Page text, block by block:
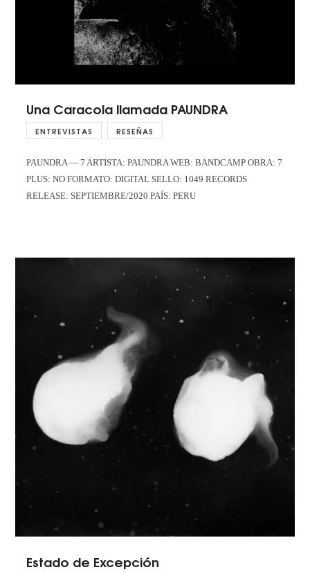
Una Caracola llamada PAUNDRA
ENTREVISTAS RESEÑAS
PAUNDRA — 7 ARTISTA: PAUNDRA WEB: BANDCAMP OBRA: 7
PLUS: NO FORMATO: DIGITAL SELLO: 1049 RECORDS
RELEASE: SEPTIEMBRE/2020 PAÍS: PERU
Estado de Excepción